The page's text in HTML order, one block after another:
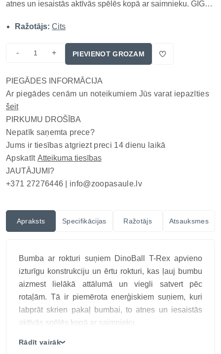
atnes un iesaistās aktīvās spēlēs kopā ar saimnieku. GIGWI
rokturi, kas radīta enerģiskiem suņiem, kuriem patīk spē...
Ražotājs: Cits
- + PIEVIENOT GROZAM
PIEGĀDES INFORMĀCIJA
Ar piegādes cenām un noteikumiem Jūs varat iepazīties
šeit
PIRKUMU DROŠĪBA
Nepatīk saņemta prece?
Jums ir tiesības atgriezt preci 14 dienu laikā
Apskatīt Atteikuma tiesības
JAUTĀJUMI?
+371 27276446 | info@zoopasaule.lv
Apraksts Specifikācijas Ražotājs Atsauksmes
Bumba ar rokturi suņiem DinoBall T-Rex apvieno
izturīgu konstrukciju un ērtu rokturi, kas ļauj bumbu
aizmest lielākā attālumā un viegli satvert pēc
rotaļām. Tā ir piemērota enerģiskiem suņiem, kuri
labprāt skrien pakaļ bumbai, to atnes un iesaistās
aktīvās spēlēs kopā ar saimnieku.
Rādīt vairāk❯